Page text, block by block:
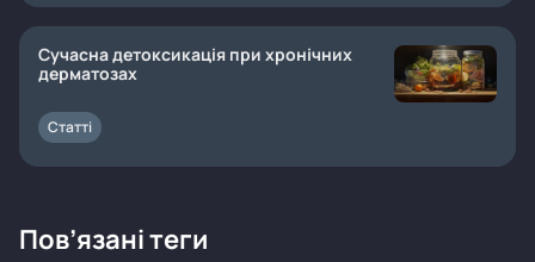
Сучасна детоксикація при хронічних
дерматозах
Статті
Пов’язані теги